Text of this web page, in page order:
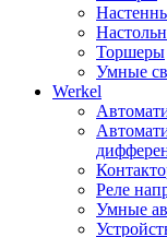
Торшеры
Умные
Werkel
Реле
Умные